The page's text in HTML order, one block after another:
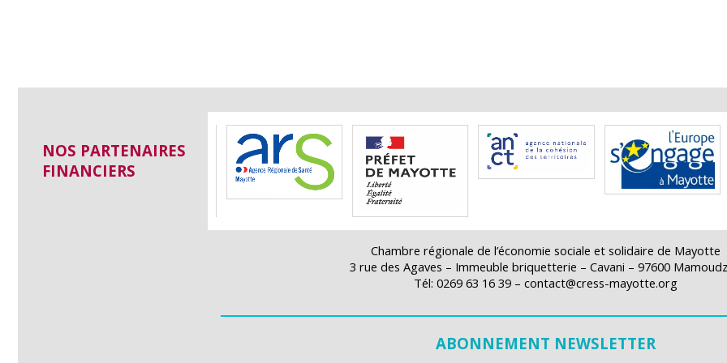
NOS PARTENAIRES
FINANCIERS
Chambre régionale de l’économie sociale et solidaire de Mayotte
3 rue des Agaves – Immeuble briquetterie – Cavani – 97600
Tél: 0269 63 16 39 – contact@cress-mayotte.org
ABONNEMENT NEWSLETTER